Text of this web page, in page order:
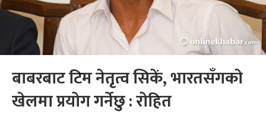
बाबरबाट टिम नेतृत्व सिकें, भारतसँगको
खेलमा प्रयोग गर्नेछु : रोहित